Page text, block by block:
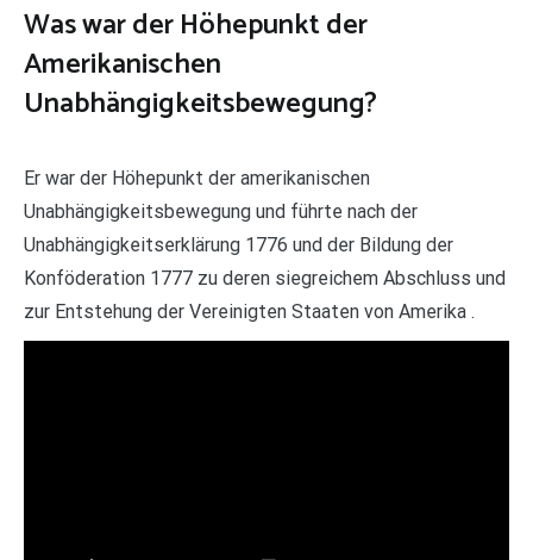
Was war der Höhepunkt der
Amerikanischen
Unabhängigkeitsbewegung?
Er war der Höhepunkt der amerikanischen
Unabhängigkeitsbewegung und führte nach der
Unabhängigkeitserklärung 1776 und der Bildung der
Konföderation 1777 zu deren siegreichem Abschluss und
zur Entstehung der Vereinigten Staaten von Amerika .